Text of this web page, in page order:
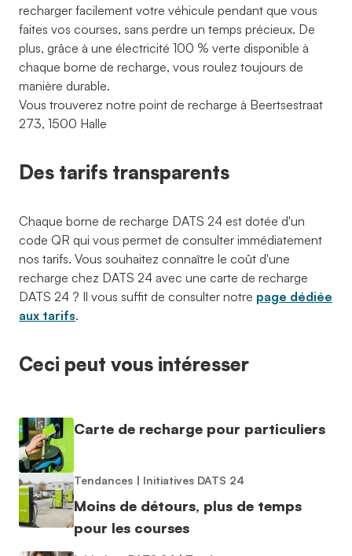
recharger facilement votre véhicule pendant que vous
faites vos courses, sans perdre un temps précieux. De
plus, grâce à une électricité 100 % verte disponible à
chaque borne de recharge, vous roulez toujours de
manière durable.
Vous trouverez notre point de recharge à Beertsestraat
273, 1500 Halle
Des tarifs transparents
Chaque borne de recharge DATS 24 est dotée d'un
code QR qui vous permet de consulter immédiatement
nos tarifs. Vous souhaitez connaître le coût d'une
recharge chez DATS 24 avec une carte de recharge
DATS 24 ? Il vous suffit de consulter notre page dédiée
aux tarifs.
Ceci peut vous intéresser
Carte de recharge pour particuliers
Tendances | Initiatives DATS 24
Moins de détours, plus de temps
pour les courses